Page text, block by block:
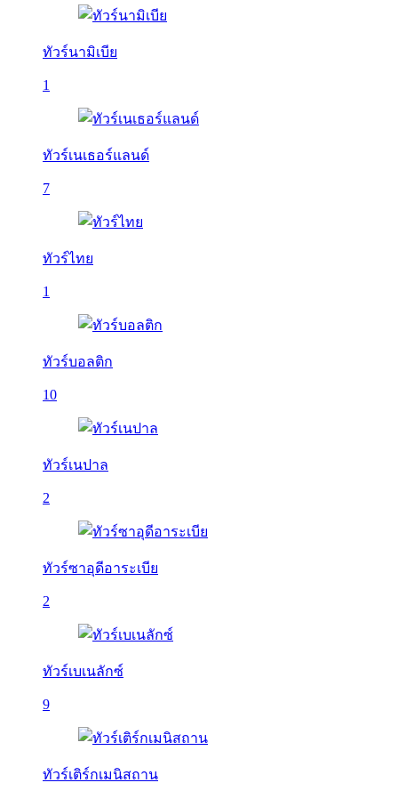
ทัวร์นามิเบีย
1
ทัวร์เนเธอร์แลนด์
7
ทัวร์ไทย
1
ทัวร์บอลติก
10
ทัวร์เนปาล
2
ทัวร์ซาอุดีอาระเบีย
2
ทัวร์เบเนลักซ์
9
ทัวร์เติร์กเมนิสถาน